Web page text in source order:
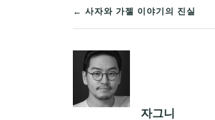
글
탐
색
← 사자와 가젤 이야기의 진실
자그니